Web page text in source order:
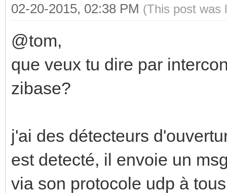
02-20-2015, 02:38 PM (This post was
@tom,
que veux tu dire par
zibase?
j'ai des détecteurs
est detecté, il envoie un
via son protocole udp à